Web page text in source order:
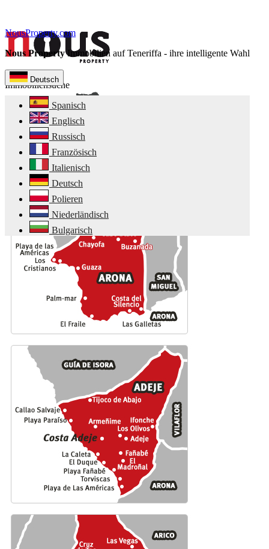
NousProperty.com
Nous PropertyImmobilien auf Teneriffa - ihre intelligente Wahl
Deutsch
Spanisch
Englisch
Russisch
Französisch
Italienisch
Deutsch
Polieren
Niederländisch
Bulgarisch
Immobiliensuche